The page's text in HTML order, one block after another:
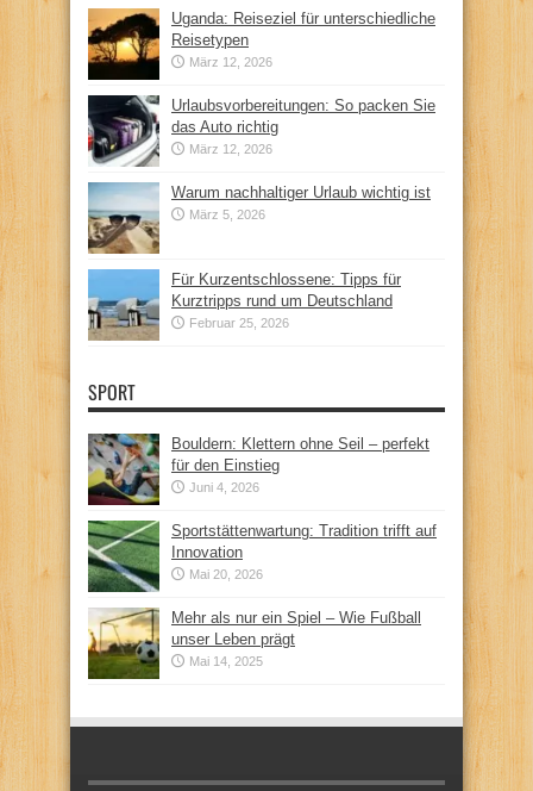
Uganda: Reiseziel für unterschiedliche
Reisetypen
März 12, 2026
Urlaubsvorbereitungen: So packen Sie
das Auto richtig
März 12, 2026
Warum nachhaltiger Urlaub wichtig ist
März 5, 2026
Für Kurzentschlossene: Tipps für
Kurztripps rund um Deutschland
Februar 25, 2026
SPORT
Bouldern: Klettern ohne Seil – perfekt
für den Einstieg
Juni 4, 2026
Sportstättenwartung: Tradition trifft auf
Innovation
Mai 20, 2026
Mehr als nur ein Spiel – Wie Fußball
unser Leben prägt
Mai 14, 2025